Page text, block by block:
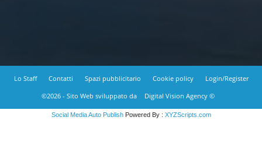
Lo Staff Contatti Spazi pubblicitario Cookie policy
Login/Register
©2026 - Sito Web sviluppato da
Digital Vision Agency ©
Social Media Auto PublishPowered By : XYZScripts.com